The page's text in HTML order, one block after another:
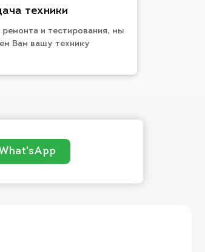
техники
и тестирования, мы
Вам вашу технику